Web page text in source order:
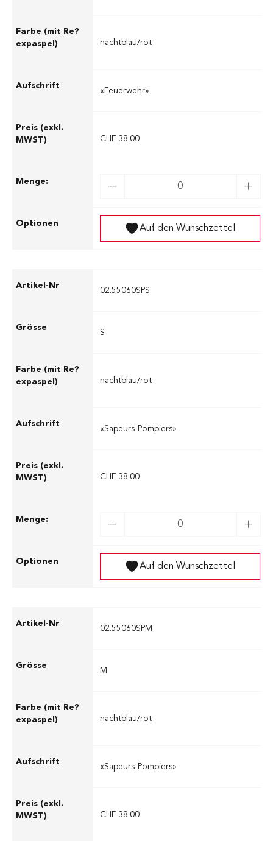
nachtblau/rot
«Feuerwehr»
CHF 38.00
Auf den Wunschzettel
02.55060SPS
S
nachtblau/rot
«Sapeurs-Pompiers»
CHF 38.00
Auf den Wunschzettel
02.55060SPM
M
nachtblau/rot
«Sapeurs-Pompiers»
CHF 38.00